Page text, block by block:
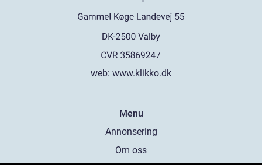
web: www.klikko.dk
Menu
Annonsering
Om oss